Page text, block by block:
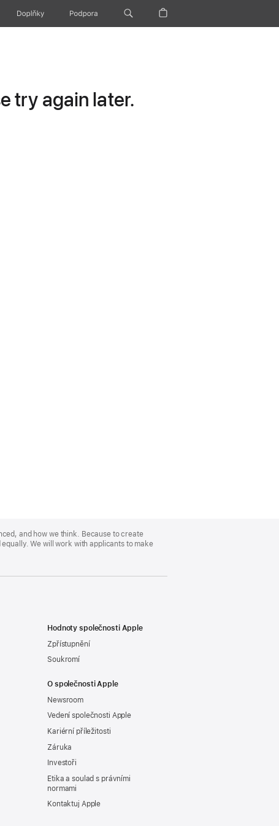
Doplňky Podpora
try again later.
and how we think. Because to create
We will work with applicants to make
Hodnoty společnosti Apple
Zpřístupnění
Soukromí
O společnosti Apple
Newsroom
Vedení společnosti Apple
Kariérní příležitosti
Záruka
Investoři
Etika a soulad s právními
normami
Kontaktuj Apple